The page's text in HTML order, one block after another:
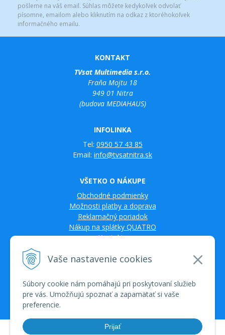
Vaše nastavenie cookies
Súbory cookie nám pomáhajú pri poskytovaní služieb
pre vás. Umožňujú spoznať a zapamätať si vaše
preferencie.
Prijať
pošleme na váš email. Súhlas môžete kedykoľvek odvolať
písomne, emailom alebo kliknutím na odkaz z ktoréhokoľvek
informačného emailu.
KONTAKT
TVsat Multimedia s.r.o.
Fraňa Mojtu 18
949 01 Nitra
(budova MEDIAHAUS)
INFOLINKA
Tel: 0950 57 43 85
Email: info@tvsatnitra.sk
VŠETKO O NÁKUPE
Obchodné podmienky
Možnosti platby a doprava
Reklamačný poriadok
Nákup na splátky QUATRO
Kontakty
© 2026 TV SAT Multimédiá • tvorba eshopu cez UNIobchod, webhosting